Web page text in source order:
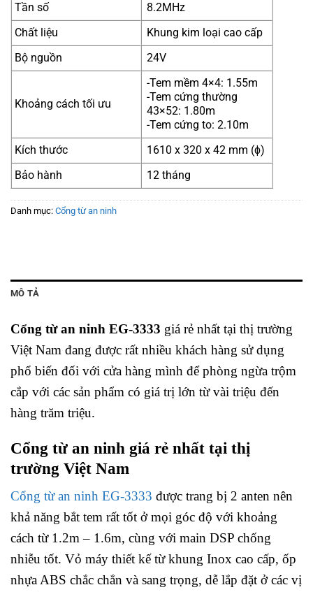
Tần số
8.2MHz
Chất liệu
Khung kim loại cao cấp
Bộ nguồn
24V
Khoảng cách tối ưu
-Tem mềm 4×4: 1.55m
-Tem cứng thường
43×52: 1.80m
-Tem cứng to: 2.10m
Kích thước
1610 x 320 x 42 mm (ɸ)
Bảo hành
12 tháng
Danh mục: Cổng từ an ninh
MÔ TẢ
Cổng từ an ninh EG-3333 giá rẻ nhất tại thị trường
Việt Nam đang được rất nhiều khách hàng sử dụng
phổ biến đối với cửa hàng mình để phòng ngừa trộm
cắp với các sản phẩm có giá trị lớn từ vài triệu đến
hàng trăm triệu.
Cổng từ an ninh giá rẻ nhất tại thị
trường Việt Nam
Cổng từ an ninh EG-3333 được trang bị 2 anten nên
khả năng bắt tem rất tốt ở mọi góc độ với khoảng
cách từ 1.2m – 1.6m, cùng với main DSP chống
nhiễu tốt. Vỏ máy thiết kế từ khung Inox cao cấp, ốp
nhựa ABS chắc chắn và sang trọng, dễ lắp đặt ở các vị